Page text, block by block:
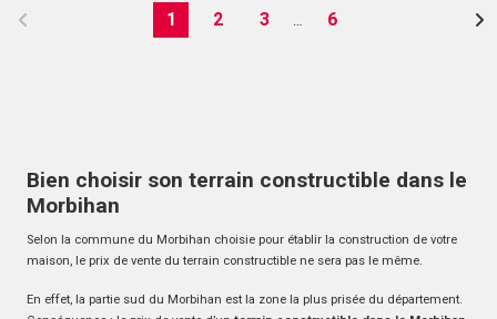
1 2 3 6
Bien choisir son terrain constructible dans le
Morbihan
Selon la commune du Morbihan choisie pour établir la construction de votre
maison, le prix de vente du terrain constructible ne sera pas le même.
En effet, la partie sud du Morbihan est la zone la plus prisée du département.